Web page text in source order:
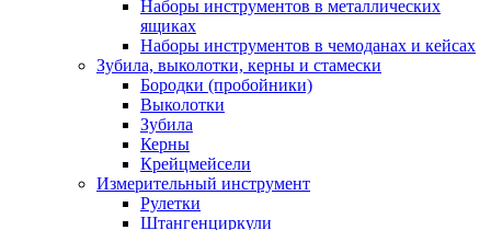
Наборы инструментов в металлических
ящиках
Наборы инструментов в чемоданах и кейсах
Зубила, выколотки, керны и стамески
Бородки (пробойники)
Выколотки
Зубила
Керны
Крейцмейсели
Измерительный инструмент
Рулетки
Штангенциркули